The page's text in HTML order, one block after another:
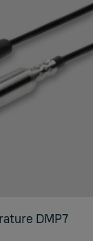
DMP7